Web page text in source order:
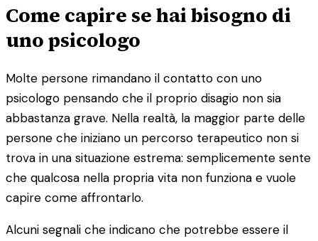
Come capire se hai bisogno di
uno psicologo
Molte persone rimandano il contatto con uno
psicologo pensando che il proprio disagio non sia
abbastanza grave. Nella realtà, la maggior parte delle
persone che iniziano un percorso terapeutico non si
trova in una situazione estrema: semplicemente sente
che qualcosa nella propria vita non funziona e vuole
capire come affrontarlo.
Alcuni segnali che indicano che potrebbe essere il